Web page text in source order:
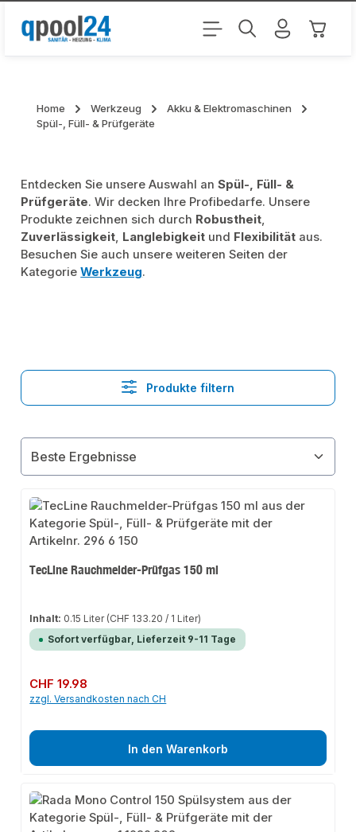
Zum Hauptinhalt springen
Home Werkzeug
Akku & Elektromaschinen
Spül-, Füll- & Prüfgeräte
Entdecken Sie unsere Auswahl anSpül-, Füll- &
Prüfgeräte. Wir decken Ihre Profibedarfe. Unsere
Produkte zeichnen sich durch Robustheit,
Zuverlässigkeit, Langlebigkeit und Flexibilität aus.
Besuchen Sie auch unsere weiteren Seiten der
KategorieWerkzeug.
Produkte filtern
TecLine Rauchmelder-Prüfgas 150 ml
Inhalt: 0.15 Liter (CHF 133.20 / 1 Liter)
Sofort verfügbar, Lieferzeit 9-11 Tage
Regulärer Preis:
CHF 19.98
zzgl. Versandkosten nach CH
In den Warenkorb